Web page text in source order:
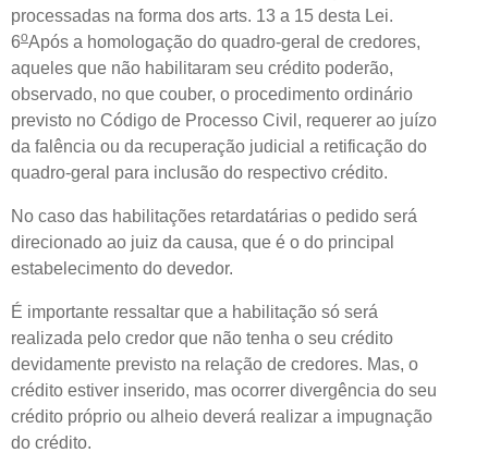
processadas na forma dos arts. 13 a 15 desta Lei.
6oApós a homologação do quadro-geral de credores,
aqueles que não habilitaram seu crédito poderão,
observado, no que couber, o procedimento ordinário
previsto no Código de Processo Civil, requerer ao juízo
da falência ou da recuperação judicial a retificação do
quadro-geral para inclusão do respectivo crédito.
No caso das habilitações retardatárias o pedido será
direcionado ao juiz da causa, que é o do principal
estabelecimento do devedor.
É importante ressaltar que a habilitação só será
realizada pelo credor que não tenha o seu crédito
devidamente previsto na relação de credores. Mas, o
crédito estiver inserido, mas ocorrer divergência do seu
crédito próprio ou alheio deverá realizar a impugnação
do crédito.